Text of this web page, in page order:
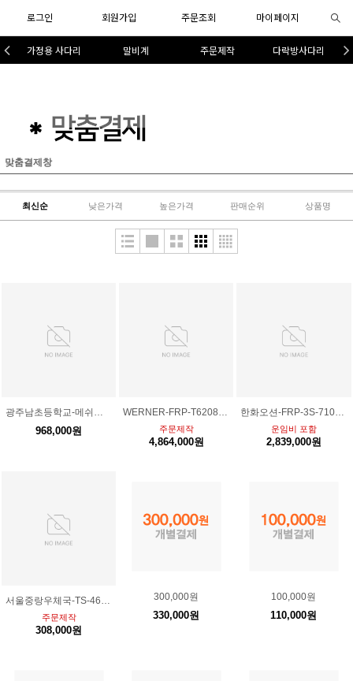
로그인 회원가입 주문조회 마이페이지
가정용 사다리 말비계 주문제작 다락방사다리
맞춤결제창
최신순 낮은가격 높은가격 판매순위 상품명
광주남초등학교-메쉬망진열대주문건
968,000원
WERNER-FRP-T6208 2대 / T6210 *3대 (운임비포함)
주문제작
4,864,000원
한화오션-FRP-3S-710+전도방지대포함 1대/로프3연식 7M+전도방지대 / 운임비포함
운임비 포함
2,839,000원
서울중랑우체국-TS-46+전도방지대포함+운임비포함
주문제작
308,000원
300,000원
330,000원
100,000원
110,000원